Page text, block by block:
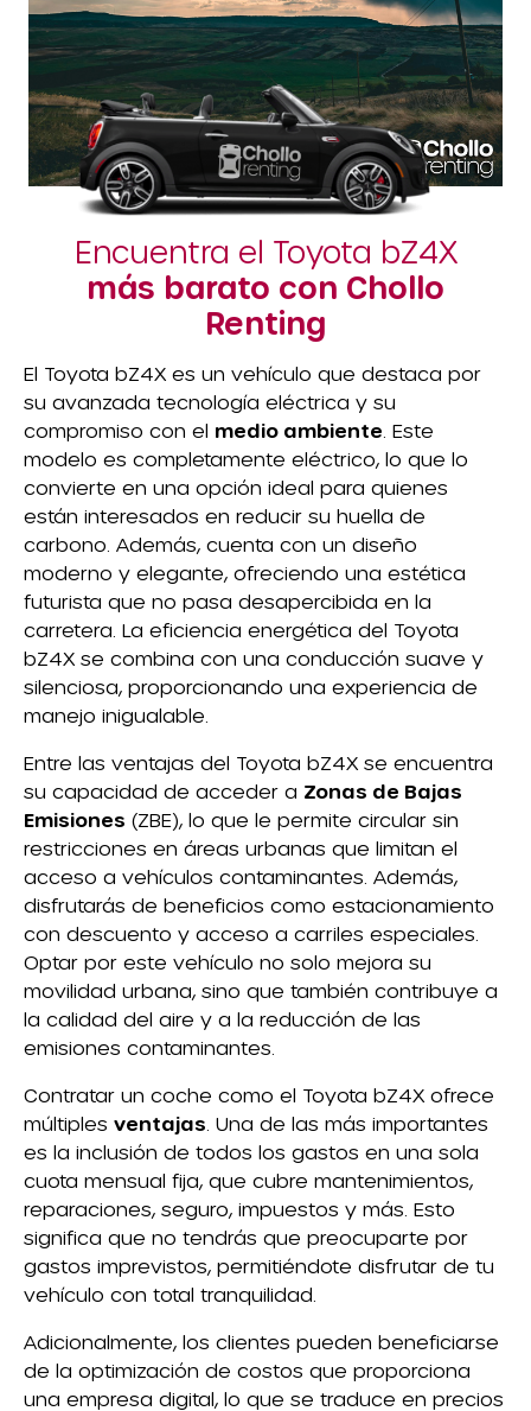
Encuentra el Toyota bZ4X
más barato con Chollo
Renting
El Toyota bZ4X es un vehículo que destaca por
su avanzada tecnología eléctrica y su
compromiso con el medio ambiente . Este
modelo es completamente eléctrico, lo que lo
convierte en una opción ideal para quienes
están interesados en reducir su huella de
carbono. Además, cuenta con un diseño
moderno y elegante, ofreciendo una estética
futurista que no pasa desapercibida en la
carretera. La eficiencia energética del Toyota
bZ4X se combina con una conducción suave y
silenciosa, proporcionando una experiencia de
manejo inigualable.
Entre las ventajas del Toyota bZ4X se encuentra
su capacidad de acceder a Zonas de Bajas
Emisiones (ZBE), lo que le permite circular sin
restricciones en áreas urbanas que limitan el
acceso a vehículos contaminantes. Además,
disfrutarás de beneficios como estacionamiento
con descuento y acceso a carriles especiales.
Optar por este vehículo no solo mejora su
movilidad urbana, sino que también contribuye a
la calidad del aire y a la reducción de las
emisiones contaminantes.
Contratar un coche como el Toyota bZ4X ofrece
múltiples ventajas . Una de las más importantes
es la inclusión de todos los gastos en una sola
cuota mensual fija, que cubre mantenimientos,
reparaciones, seguro, impuestos y más. Esto
significa que no tendrás que preocuparte por
gastos imprevistos, permitiéndote disfrutar de tu
vehículo con total tranquilidad.
Adicionalmente, los clientes pueden beneficiarse
de la optimización de costos que proporciona
una empresa digital, lo que se traduce en precios